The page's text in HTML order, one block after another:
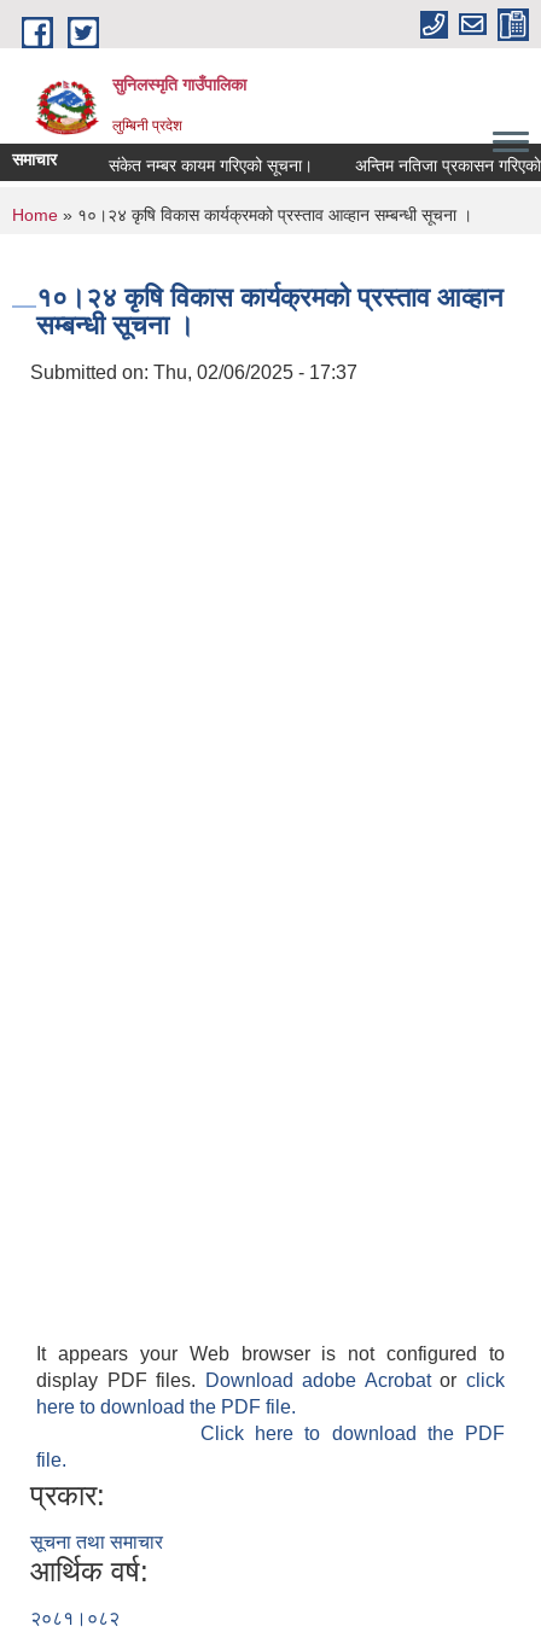
Skip to main content
सुनिलस्मृति गाउँपालिका
लुम्बिनी प्रदेश
समाचार संकेत नम्बर कायम गरिएको सूचना। अन्तिम नतिजा प्रकासन गरिएकाे
You are here
Home » १०।२४ कृषि विकास कार्यक्रमको प्रस्ताव आव्हान सम्बन्धी सूचना ।
१०।२४ कृषि विकास कार्यक्रमको प्रस्ताव आव्हान
सम्बन्धी सूचना ।
Submitted on: Thu, 02/06/2025 - 17:37
It appears your Web browser is not configured to
display PDF files.
Download adobe Acrobatorclick
here to download the PDF file.
Click here to download the PDF
file.
प्रकार:
सूचना तथा समाचार
आर्थिक वर्ष:
२०८१।०८२